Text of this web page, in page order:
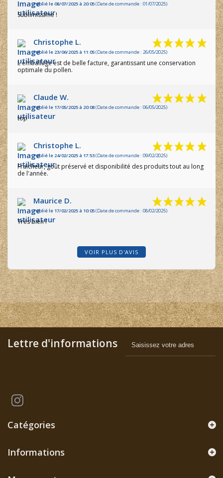
Publié le 08/07/2025 à 20:05(Date de commande : 01/07/2025)
Sublimissime !
Christophe L.
Publié le 23/06/2025 à 11:05(Date de commande : 26/05/2025)
L'emballage est de belle facture, garantissant une conservation
optimale du pollen.
Claude W.
Publié le 17/05/2025 à 20:08(Date de commande : 06/05/2025)
top
Christophe L.
Publié le 24/02/2025 à 17:53(Date de commande : 09/02/2025)
Fraicheur, goût préservé et disponibilité des produits tout au long
de l'année.
Maurice D.
Publié le 17/02/2025 à 10:05(Date de commande : 08/02/2025)
Très bien !
VOIR PLUS D'AVIS
Lettre d'informations
Catégories
Informations